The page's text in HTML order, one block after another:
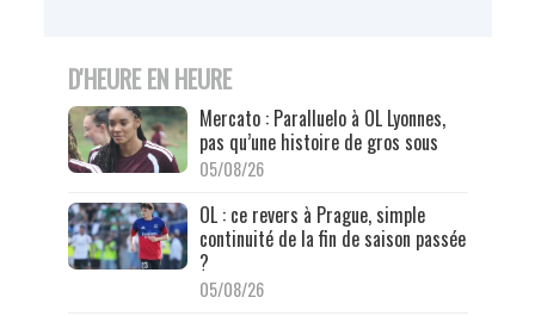
D'HEURE EN HEURE
Mercato : Paralluelo à OL Lyonnes,
pas qu’une histoire de gros sous
05/08/26
OL : ce revers à Prague, simple
continuité de la fin de saison passée
?
05/08/26